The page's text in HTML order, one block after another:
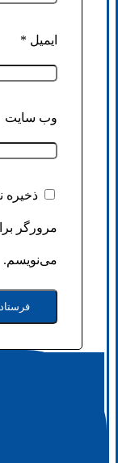
ایمیل *
وب‌ سایت
ذخیره
مرورگر
می‌نویسم.